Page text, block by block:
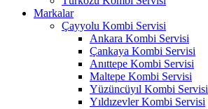
Markalar
Çayyolu Kombi Servisi
Ankara Kombi Servisi
Çankaya Kombi Servisi
Anıttepe Kombi Servisi
Maltepe Kombi Servisi
Yüzüncüyıl Kombi Servisi
Yıldızevler Kombi Servisi